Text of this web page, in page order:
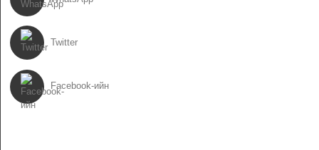
Twitter
Facebook-ийн